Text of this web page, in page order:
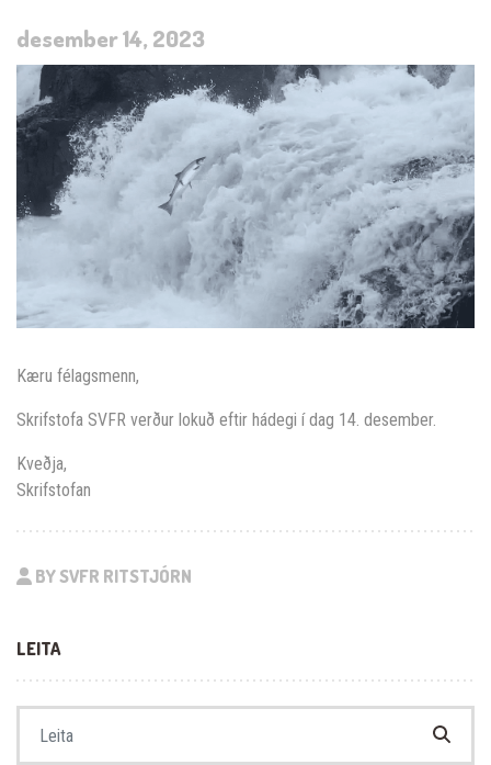
desember 14, 2023
Kæru félagsmenn,
Skrifstofa SVFR verður lokuð eftir hádegi í dag 14. desember.
Kveðja,
Skrifstofan
BY SVFR RITSTJÓRN
LEITA